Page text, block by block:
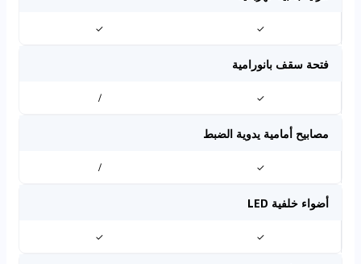
✓
✓
فتحة سقف بانورامية
✓
/
مصابيح أمامية يدوية الضبط
✓
/
أضواء خلفية LED
✓
✓